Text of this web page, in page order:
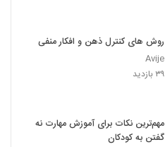
روش های کنترل ذهن و افکار منفی
Avije
۳۹ بازدید
مهم‌ترین نکات برای آموزش مهارت نه
گفتن به کودکان